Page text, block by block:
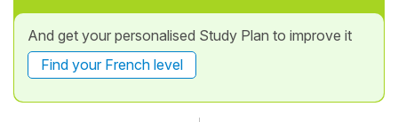
And get your personalised Study Plan to improve it
Find your French level